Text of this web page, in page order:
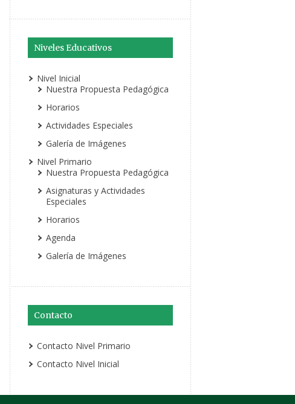
Niveles Educativos
Nivel Inicial
Nuestra Propuesta Pedagógica
Horarios
Actividades Especiales
Galería de Imágenes
Nivel Primario
Nuestra Propuesta Pedagógica
Asignaturas y Actividades
Especiales
Horarios
Agenda
Galería de Imágenes
Contacto
Contacto Nivel Primario
Contacto Nivel Inicial